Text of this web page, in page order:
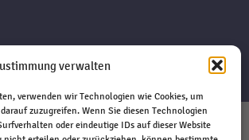
verwalten
verwenden wir Technologien wie Cookies, um
zuzugreifen. Wenn Sie diesen Technologien
oder eindeutige IDs auf dieser Website